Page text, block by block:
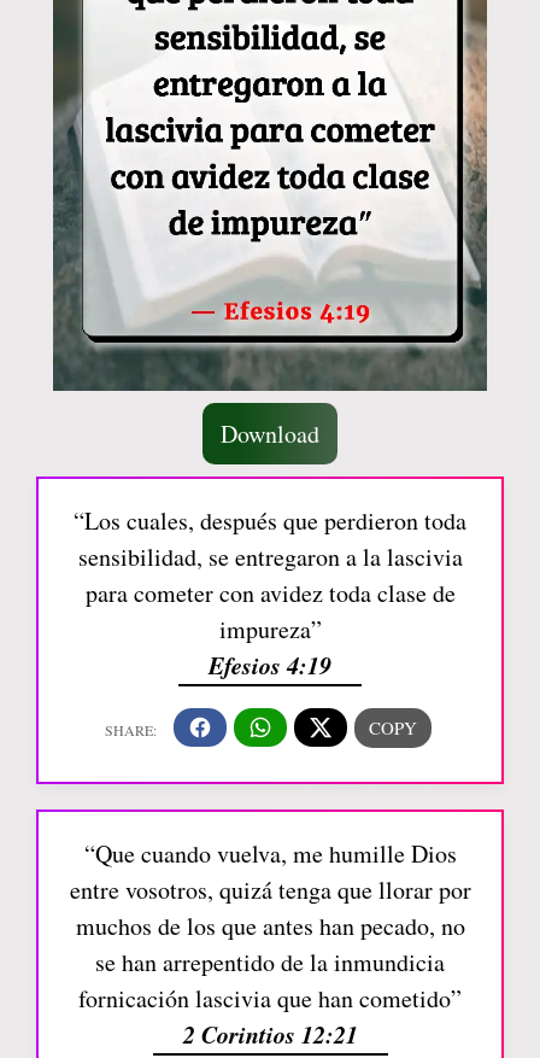
Download
“Los cuales, después que perdieron toda
sensibilidad, se entregaron a la lascivia
para cometer con avidez toda clase de
impureza”
Efesios 4:19
“Que cuando vuelva, me humille Dios
entre vosotros, quizá tenga que llorar por
muchos de los que antes han pecado, no
se han arrepentido de la inmundicia
fornicación lascivia que han cometido”
2 Corintios 12:21